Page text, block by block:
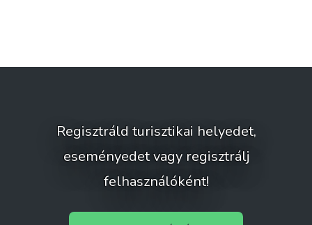
Regisztráld turisztikai helyedet,
eseményedet vagy regisztrálj
felhasználóként!